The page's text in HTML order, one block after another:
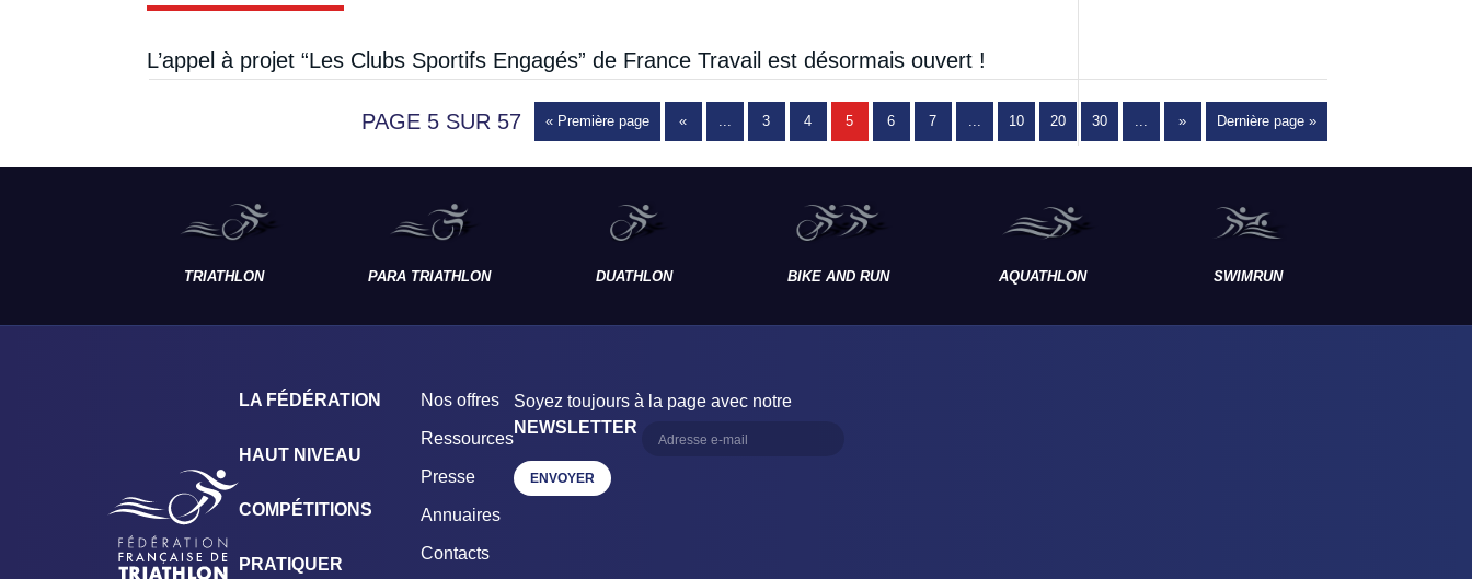
L’appel à projet “Les Clubs Sportifs Engagés” de France Travail est désormais ouvert !
PAGE 5 SUR 57 « Première page « ... 3 4 5 6 7 ... 10 20 30 ... » Dernière page »
TRIATHLON PARA TRIATHLON DUATHLON BIKE AND RUN AQUATHLON SWIMRUN
LA FÉDÉRATION
HAUT NIVEAU
COMPÉTITIONS
PRATIQUER
Nos offres
Ressources
Presse
Annuaires
Contacts
Soyez toujours à la page avec notre
NEWSLETTER